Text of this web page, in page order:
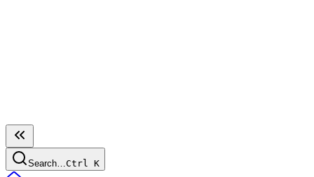
Search…Ctrl K